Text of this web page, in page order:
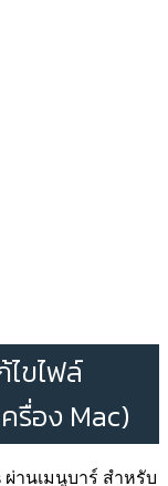
ขไฟล์
รื่อง Mac)